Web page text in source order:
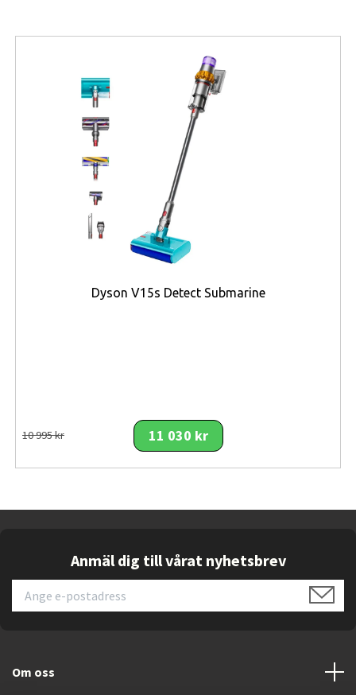
ljudåtergivningen därefter, vilket ger fylligare bas och
tydligare diskant utan att öka distorsionen vid olika
volymnivåer. Bluetooth 5.4 med stöd för Auracast™ gör
det dessutom möjligt att stereoparkoppla två Flip 7-
högtalare eller ansluta flera kompatibla JBL-enheter för
att täcka större ytor med samma ljudkälla, medan
stödet för förlustfri uppspelning via USB-C ger bättre
detaljåtergivning för den som ansluter en kompatibel
källa med kabel.
Design och byggkvalitet syns i den robusta
konstruktionen med tyggrill och gummikanter, som
behåller ett moderiktigt utseende. Med en vikt på
på cirka 2,5 timmar gör att stilleståndstiden mellan
användningstillfällena hålls kort.
45 × 80 mm woofer och 16 mm tweeter
Frekvensomfång 60 Hz–20 kHz
AI Sound Boost
IP68-klassning (vattentät, dammtät, stöttålig)
Bluetooth 5.4 (A2DP 1.4, AVRCP 1.6)
Dyson V15s Detect Submarine
10 995 kr 11 030 kr
Anmäl dig till vårat nyhetsbrev
Om oss